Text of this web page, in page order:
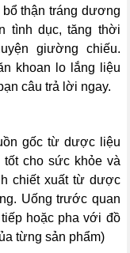
thận tráng dương
tình dục, tăng thời
giường chiếu.
khoan lo lắng liệu
câu trả lời ngay.
gốc từ dược liệu
cho sức khỏe và
chiết xuất từ dược
Uống trước quan
hoặc pha với đồ
từng sản phẩm)